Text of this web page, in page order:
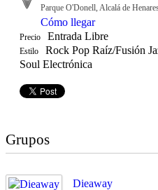
Parque O'Donell, Alcalá de
Cómo llegar
Precio Entrada Libre
Estilo
Rock Pop Raíz/Fusión
Soul Electrónica
Grupos
Dieaway